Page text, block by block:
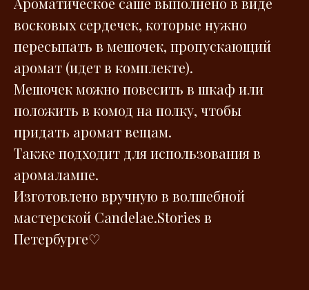
восковых сердечек, которые нужно
пересыпать в мешочек, пропускающий
аромат (идет в комплекте).
Мешочек можно повесить в шкаф или
положить в комод на полку, чтобы
придать аромат вещам.
Также подходит для использования в
аромалампе.
Изготовлено вручную в волшебной
мастерской Сandelae.Stories в
Петербурге♡